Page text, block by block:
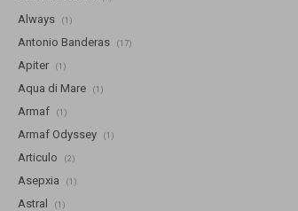
Always (1)
Antonio Banderas (17)
Apiter (1)
Aqua di Mare (1)
Armaf (1)
Armaf Odyssey (1)
Articulo (2)
Asepxia (1)
Astral (1)